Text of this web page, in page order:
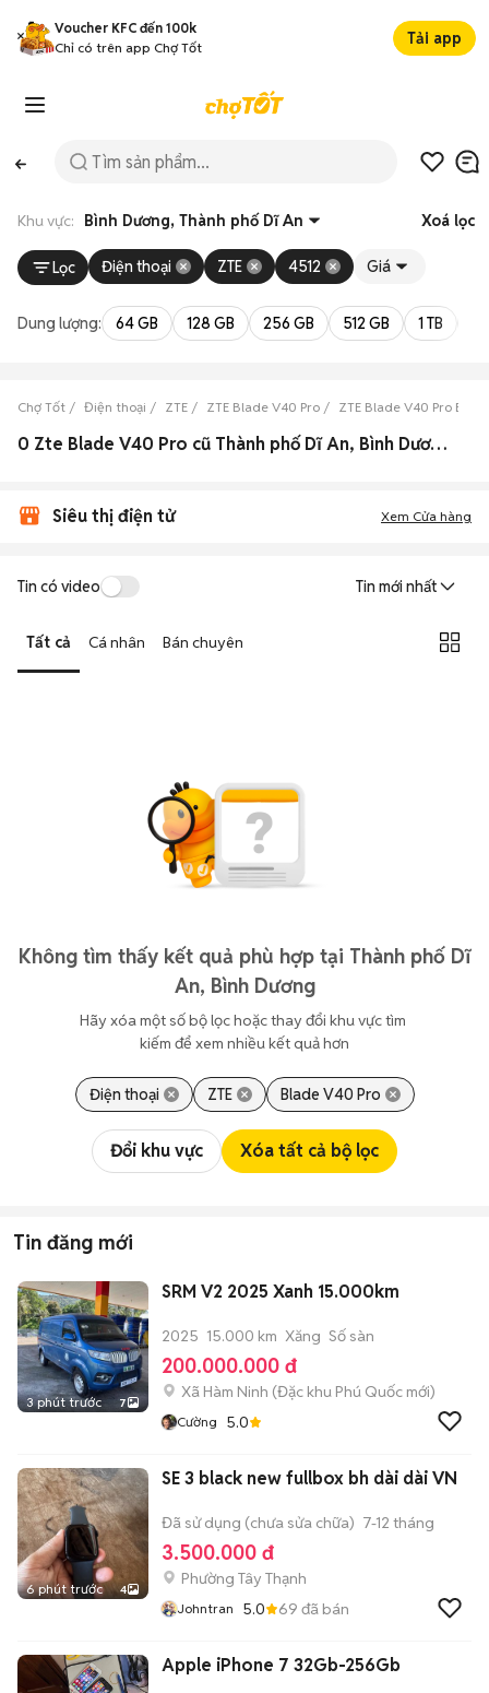
Voucher KFC đến 100k
Chỉ có trên app Chợ Tốt
Tải app
Khu vực: Bình Dương, Thành phố Dĩ An Xoá lọc
Lọc Điện thoại ZTE 4512 Giá
Dung lượng: 64 GB 128 GB 256 GB 512 GB 1 TB
Chợ Tốt Điện thoại ZTE ZTE Blade V40 Pro ZTE Blade V40 Pro Bình
0 Zte Blade V40 Pro cũ Thành phố Dĩ An, Bình Dương đẹp
Siêu thị điện tử Xem Cửa hàng
Tin có video Tin mới nhất
Tất cả Cá nhân Bán chuyên
Không tìm thấy kết quả phù hợp tại Thành phố Dĩ
An, Bình Dương
Hãy xóa một số bộ lọc hoặc thay đổi khu vực tìm
kiếm để xem nhiều kết quả hơn
Điện thoại ZTE Blade V40 Pro
Đổi khu vực Xóa tất cả bộ lọc
Tin đăng mới
3 phút trước 7
SRM V2 2025 Xanh 15.000km
2025 15.000 km Xăng Số sàn
200.000.000 đ
Xã Hàm Ninh (Đặc khu Phú Quốc mới)
Cường 5.0
6 phút trước 4
SE 3 black new fullbox bh dài dài VN
Đã sử dụng (chưa sửa chữa) 7-12 tháng
3.500.000 đ
Phường Tây Thạnh
Johntran 5.0 69 đã bán
Apple iPhone 7 32Gb-256Gb